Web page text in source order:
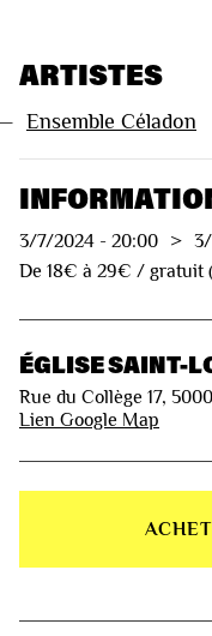
ARTISTES
Ensemble Céladon
3/7/2024 - 20:00 >
De 18€ à 29€ / gratuit
ÉGLISE SAINT-
Rue du Collège 17,
Lien Google Map